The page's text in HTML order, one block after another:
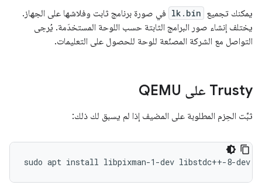
يمكنك تجميع lk.bin في صورة برنامج ثابت وفلاشها على الجهاز.
يختلف إنشاء صور البرامج الثابتة حسب اللوحة المستخدَمة. يُرجى
التواصل مع الشركة المصنّعة للوحة للحصول على التعليمات.
Trusty على QEMU
ثبِّت الحِزم المطلوبة على المضيف إذا لم يسبق لك ذلك:
sudo apt install libpixman-1-dev libstdc++-8-dev